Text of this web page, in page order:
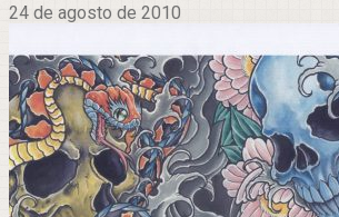
24 de agosto de 2010